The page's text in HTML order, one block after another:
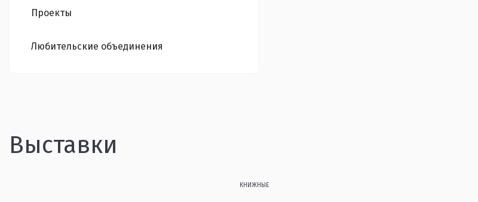
Проекты
Любительские объединения
Выставки
КНИЖНЫЕ